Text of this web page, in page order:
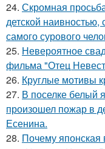
24. Скромная
детской наивностью,
самого сурового
25. Невероятное
фильма "Отец
26. Круглые мотивы
27. В поселке белый
произошел пожар в
Есенина.
28. Почему японская